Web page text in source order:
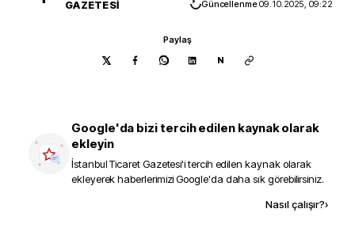
GAZETESI
Güncellenme09.10.2025, 09:22
Paylaş
N
Google'da bizi tercih edilen kaynak olarak
ekleyin
İstanbul Ticaret Gazetesi'i tercih edilen kaynak olarak
ekleyerek haberlerimizi Google'da daha sık görebilirsiniz.
Nasıl çalışır?›